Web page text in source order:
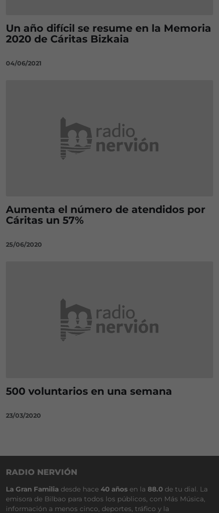
Un año difícil se resume en la Memoria
2020 de Cáritas Bizkaia
04/06/2021
Aumenta el número de atendidos por
Cáritas un 57%
25/06/2020
500 voluntarios en una semana
23/03/2020
RADIO NERVIÓN
La Gran Familia desde hace 40 años en la 88.0 de tu dial. La
emisora de Bilbao para todos los públicos, con Más Música,
información a menos cinco, deportes, tráfico y la